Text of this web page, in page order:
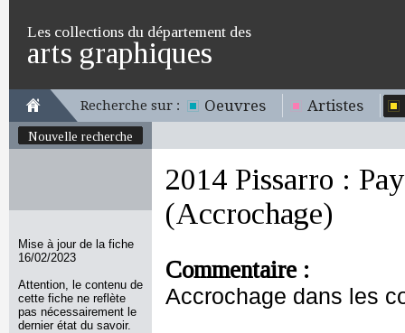
Les collections du département des
arts graphiques
Recherche sur : Oeuvres Artistes
Nouvelle recherche
Mise à jour de la fiche
16/02/2023
Attention, le contenu de
cette fiche ne reflète
pas nécessairement le
dernier état du savoir.
2014 Pissarro :
(Accrochage)
Commentaire :
Accrochage dans les